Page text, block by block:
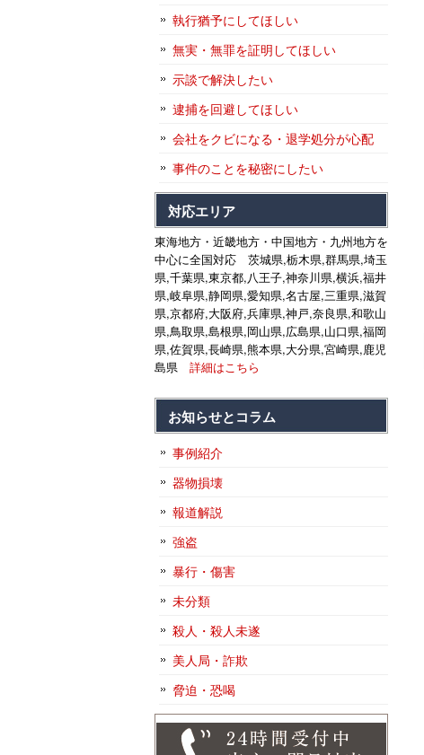
執行猶予にしてほしい
無実・無罪を証明してほしい
示談で解決したい
逮捕を回避してほしい
会社をクビになる・退学処分が心配
事件のことを秘密にしたい
対応エリア
東海地方・近畿地方・中国地方・九州地方を
中心に全国対応 茨城県,栃木県,群馬県,埼玉
県,千葉県,東京都,八王子,神奈川県,横浜,福井
県,岐阜県,静岡県,愛知県,名古屋,三重県,滋賀
県,京都府,大阪府,兵庫県,神戸,奈良県,和歌山
県,鳥取県,島根県,岡山県,広島県,山口県,福岡
県,佐賀県,長崎県,熊本県,大分県,宮崎県,鹿児
島県 詳細はこちら
お知らせとコラム
事例紹介
器物損壊
報道解説
強盗
暴行・傷害
未分類
殺人・殺人未遂
美人局・詐欺
脅迫・恐喝